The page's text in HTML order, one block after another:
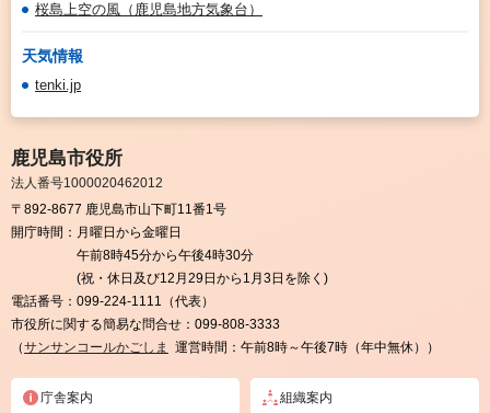
桜島上空の風（鹿児島地方気象台）
天気情報
tenki.jp
鹿児島市役所
法人番号1000020462012
〒892-8677 鹿児島市山下町11番1号
開庁時間： 月曜日から金曜日
午前8時45分から午後4時30分
(祝・休日及び12月29日から1月3日を除く)
電話番号： 099-224-1111（代表）
市役所に関する簡易な問合せ： 099-808-3333
（サンサンコールかごしま 運営時間：午前8時～午後7時（年中無休））
庁舎案内 組織案内